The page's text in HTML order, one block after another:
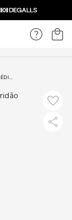
BOLSA BAGUETE MÉDIA FLOATER MARROM BRIDÃO